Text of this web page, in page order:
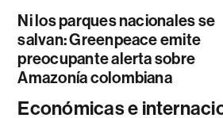
Ni los parques nacionales se
salvan: Greenpeace emite
preocupante alerta sobre
Amazonía colombiana
Económicas e